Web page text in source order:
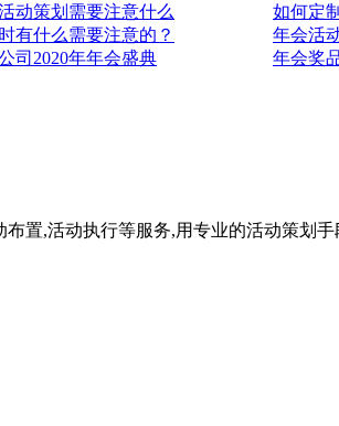
动策划需要注意什么
如何定
有什么需要注意的？
年会活
司2020年年会盛典 年会奖
置,活动执行等服务,用专业的活动策划手